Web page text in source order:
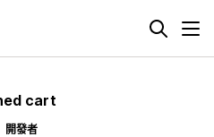
cart
開發者